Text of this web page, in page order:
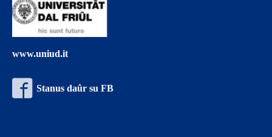
www.uniud.it
Stanus daûr su FB